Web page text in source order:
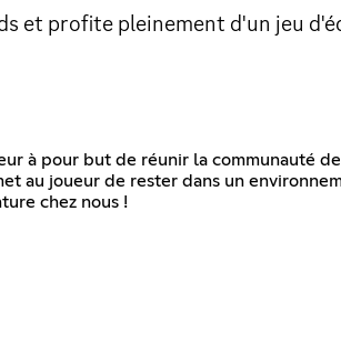
et profite pleinement d'un jeu
à pour but de réunir la communauté
au joueur de rester dans un
chez nous !